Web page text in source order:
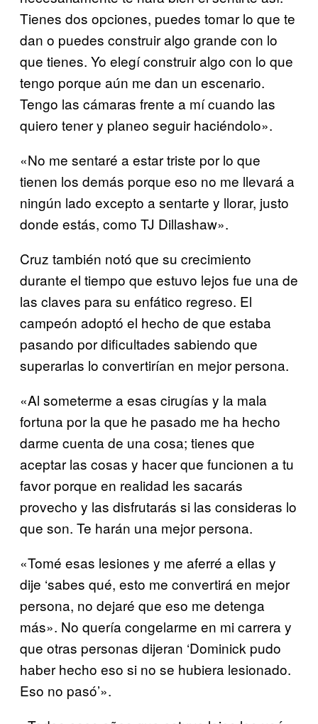
Tienes dos opciones, puedes tomar lo que te
dan o puedes construir algo grande con lo
que tienes. Yo elegí construir algo con lo que
tengo porque aún me dan un escenario.
Tengo las cámaras frente a mí cuando las
quiero tener y planeo seguir haciéndolo».
«No me sentaré a estar triste por lo que
tienen los demás porque eso no me llevará a
ningún lado excepto a sentarte y llorar, justo
donde estás, como TJ Dillashaw».
Cruz también notó que su crecimiento
durante el tiempo que estuvo lejos fue una de
las claves para su enfático regreso. El
campeón adoptó el hecho de que estaba
pasando por dificultades sabiendo que
superarlas lo convertirían en mejor persona.
«Al someterme a esas cirugías y la mala
fortuna por la que he pasado me ha hecho
darme cuenta de una cosa; tienes que
aceptar las cosas y hacer que funcionen a tu
favor porque en realidad les sacarás
provecho y las disfrutarás si las consideras lo
que son. Te harán una mejor persona.
«Tomé esas lesiones y me aferré a ellas y
dije ‘sabes qué, esto me convertirá en mejor
persona, no dejaré que eso me detenga
más». No quería congelarme en mi carrera y
que otras personas dijeran ‘Dominick pudo
haber hecho eso si no se hubiera lesionado.
Eso no pasó’».